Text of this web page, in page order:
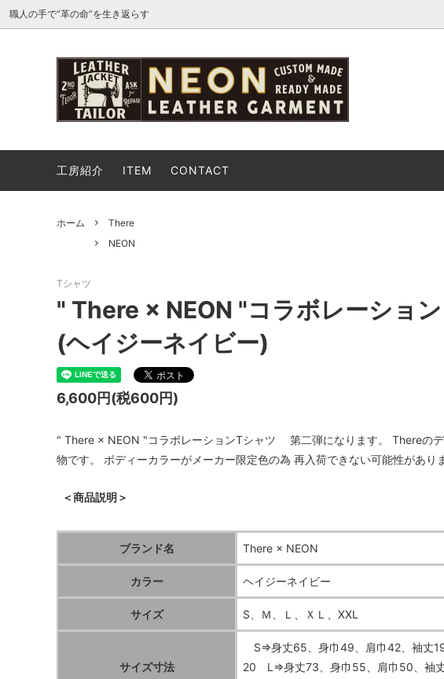
職人の手で“革の命”を生き返らす
THE ROYAL EXCHANGE 2026 USEDアウター
トップス ボトムス
NEON USED
レザーの修理について 依頼の流れ
工房紹介 ITEM CONTACT
ホーム
There
NEON
Tシャツ
" There × NEON "コラボレーショ
(ヘイジーネイビー)
6,600円(税600円)
" There × NEON "コラボレーションTシャツ 第二弾になります。 Thereの
物です。 ボディーカラーがメーカー限定色の為 再入荷できない可能性があり
＜商品説明＞
ブランド名 There × NEON
カラー ヘイジーネイビー
サイズ S、Ｍ、Ｌ、ＸＬ、XXL
サイズ寸法
S⇒身丈65、身巾49、肩巾42、袖丈
20 L⇒身丈73、身巾55、肩巾50、袖